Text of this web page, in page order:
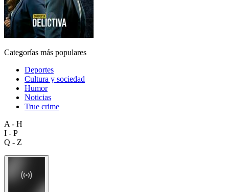
Categorías más populares
Deportes
Cultura y sociedad
Humor
Noticias
True crime
A - H
I - P
Q - Z